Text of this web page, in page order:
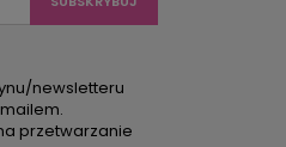
newsletteru
przetwarzanie